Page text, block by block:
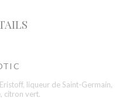
liqueur de Saint-Germain,
citron vert.